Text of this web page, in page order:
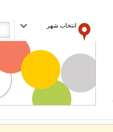
انتخاب شهر